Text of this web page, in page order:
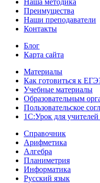
Преимущества
Наши преподаватели
Контакты
Блог
Карта сайта
Материалы
Как готовиться к
Учебные материалы
Образовательным
Пользовательское
1С:Урок для
Справочник
Арифметика
Алгебра
Планиметрия
Информатика
Русский язык